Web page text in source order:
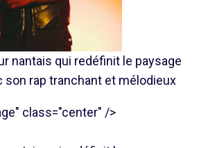
nantais qui redéfinit le paysage
son rap tranchant et mélodieux
class="center" />